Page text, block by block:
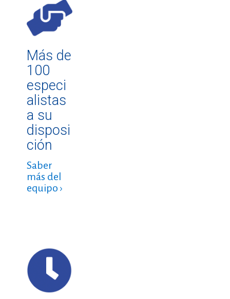
Más de
100
especi
alistas
a su
disposi
ción
Saber
más del
equipo ›